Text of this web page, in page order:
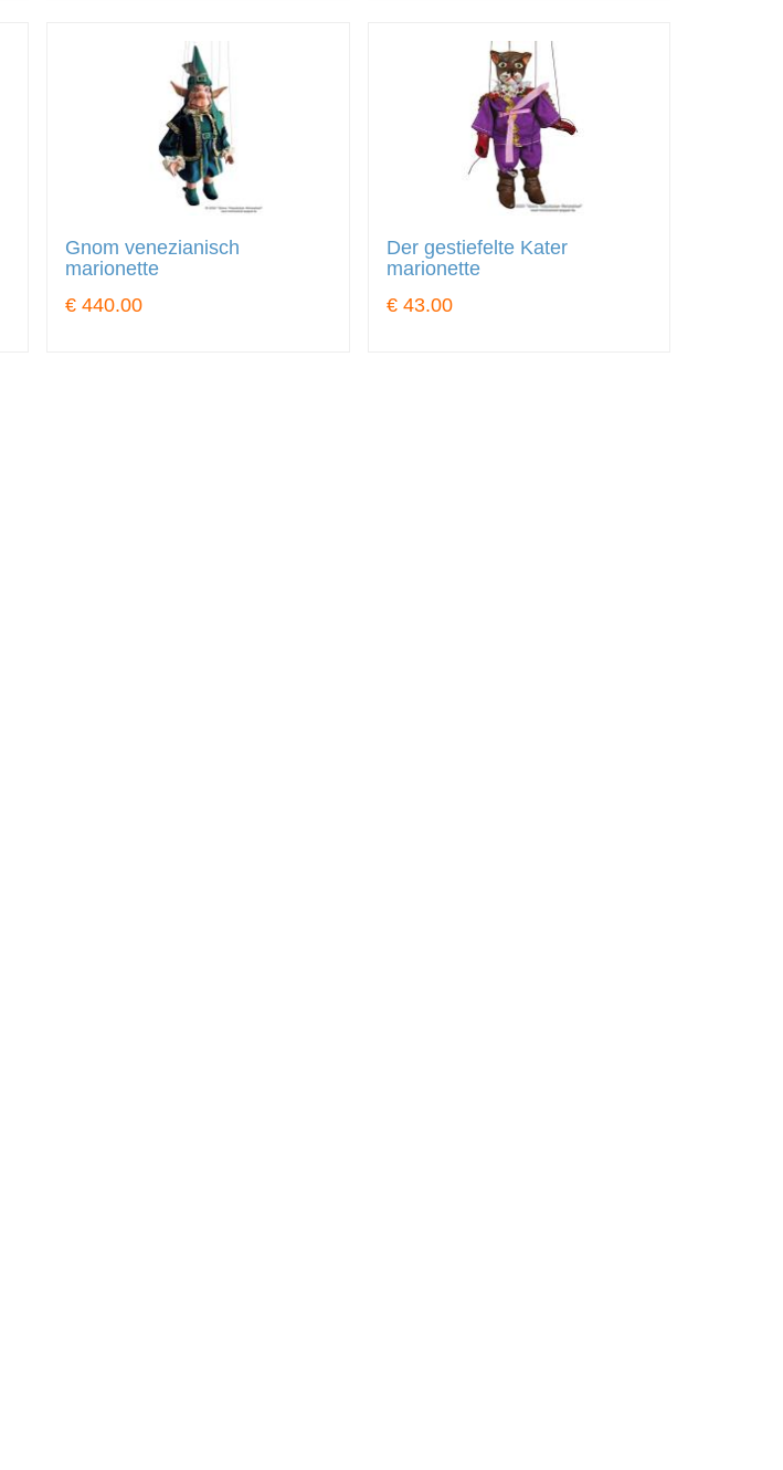
Gnom venezianisch
marionette
€ 440.00
Der gestiefelte Kater
marionette
€ 43.00